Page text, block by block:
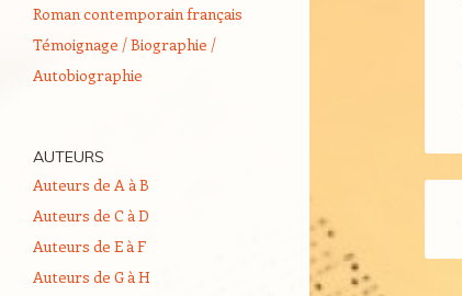
Roman contemporain français
Témoignage / Biographie /
Autobiographie
AUTEURS
Auteurs de A à B
Auteurs de C à D
Auteurs de E à F
Auteurs de G à H